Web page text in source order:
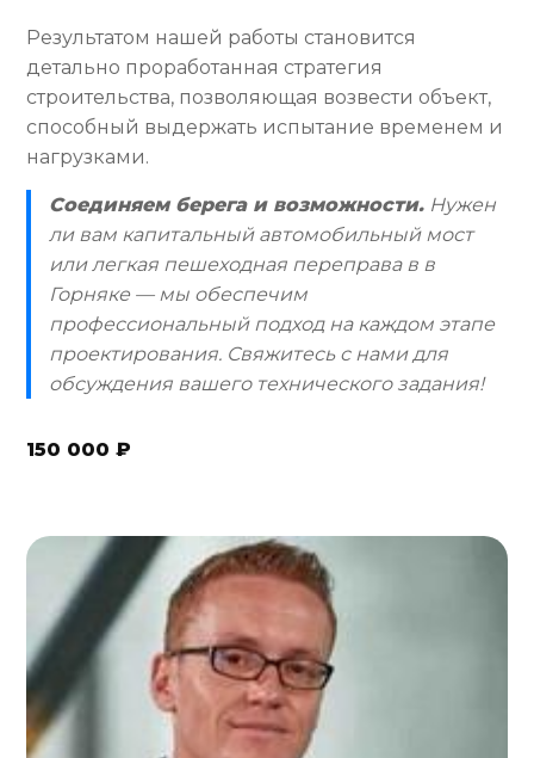
Результатом нашей работы становится
детально проработанная стратегия
строительства, позволяющая возвести объект,
способный выдержать испытание временем и
нагрузками.
Соединяем берега и возможности. Нужен
ли вам капитальный автомобильный мост
или легкая пешеходная переправа в в
Горняке — мы обеспечим
профессиональный подход на каждом этапе
проектирования. Свяжитесь с нами для
обсуждения вашего технического задания!
150 000 ₽